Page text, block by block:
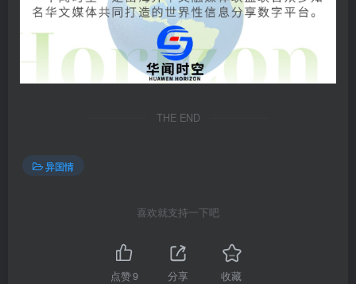
THE END
异国情
喜欢就支持一下吧
点赞9 分享 收藏